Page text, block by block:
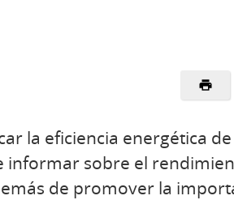
la eficiencia energética
sobre el
de promover la